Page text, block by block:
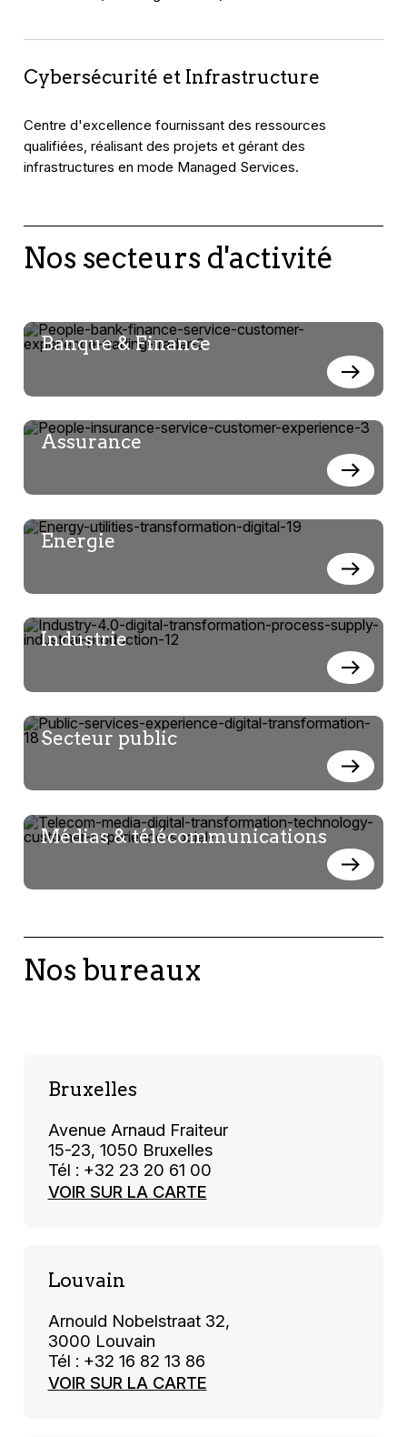
Cybersécurité et Infrastructure
Centre d'excellence fournissant des ressources
qualifiées, réalisant des projets et gérant des
infrastructures en mode Managed Services.
Nos secteurs d'activité
Banque & Finance
Assurance
Energie
Industrie
Secteur public
Médias & télécommunications
Nos bureaux
Bruxelles
Avenue Arnaud Fraiteur
15-23, 1050 Bruxelles
Tél : +32 23 20 61 00
VOIR SUR LA CARTE
Louvain
Arnould Nobelstraat 32,
3000 Louvain
Tél : +32 16 82 13 86
VOIR SUR LA CARTE